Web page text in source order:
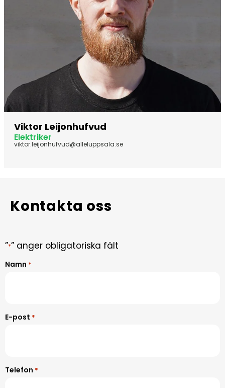
Viktor Leijonhufvud
Elektriker
viktor.leijonhufvud@alleluppsala.se
Kontakta oss
”*” anger obligatoriska fält
Namn *
E-post *
Telefon *